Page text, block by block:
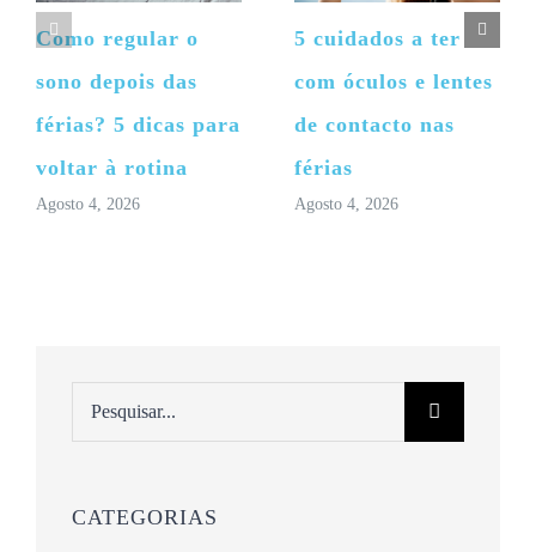
Como regular o
sono depois das
férias? 5 dicas para
voltar à rotina
Agosto 4, 2026
5 cuidados a ter
com óculos e lentes
de contacto nas
férias
Agosto 4, 2026
CATEGORIAS